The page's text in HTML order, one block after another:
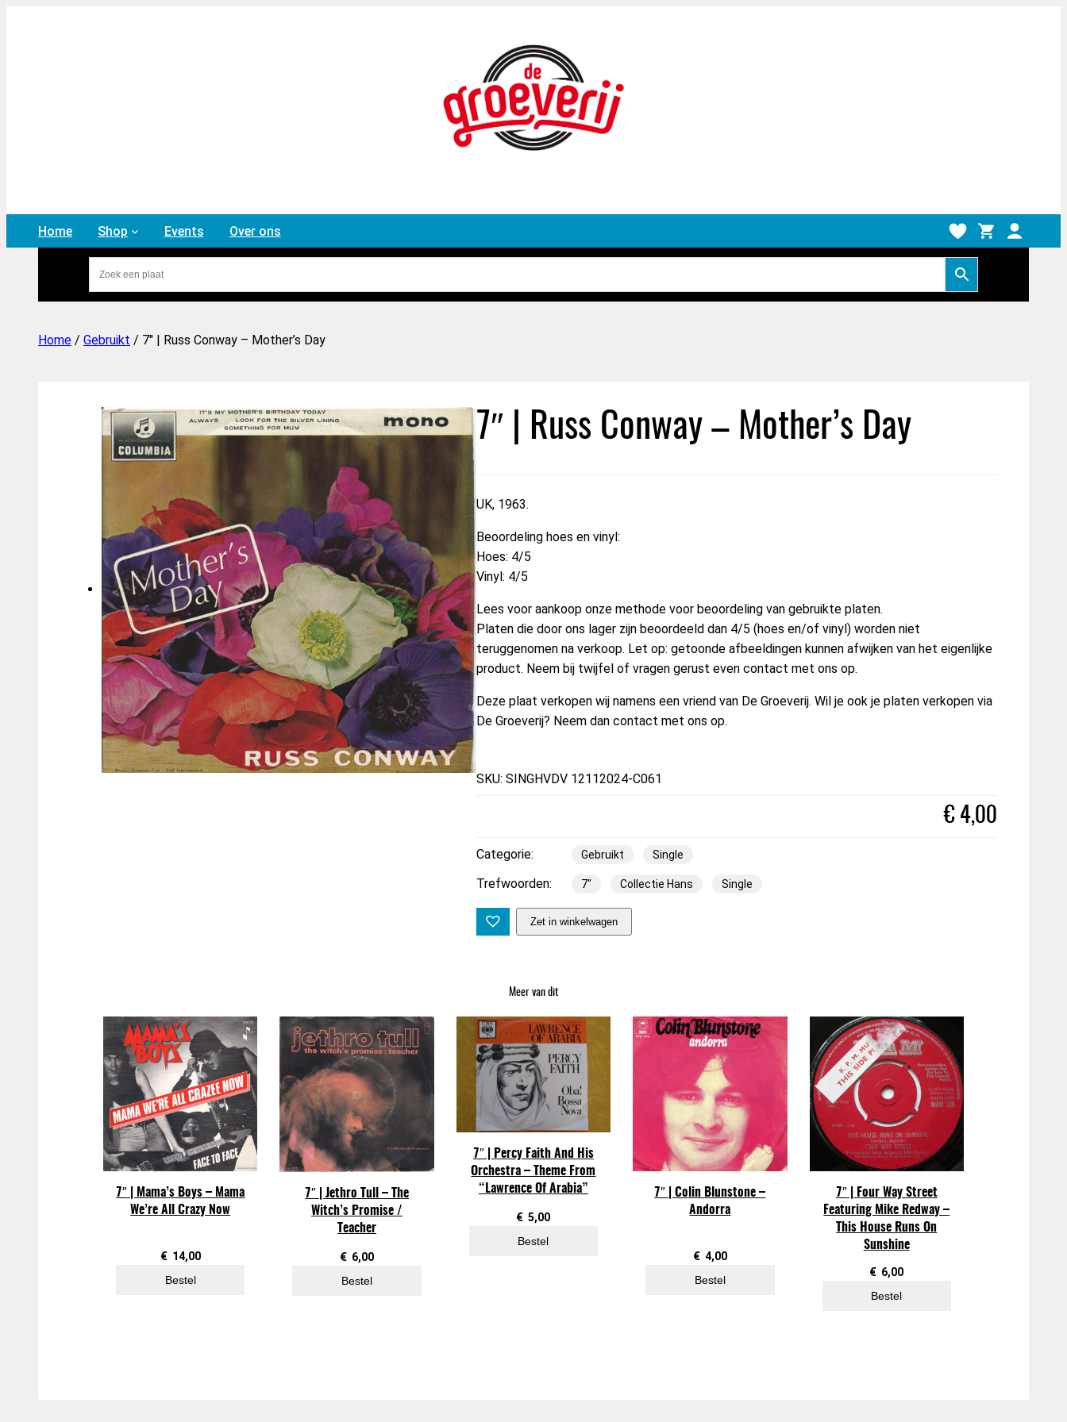
Home Shop Events Over ons
Home / Gebruikt / 7″ | Russ Conway – Mother’s Day
7″ | Russ Conway – Mother’s Day
UK, 1963.
Beoordeling hoes en vinyl:
Hoes: 4/5
Vinyl: 4/5
Lees voor aankoop onze methode voor beoordeling van gebruikte platen.
Platen die door ons lager zijn beoordeeld dan 4/5 (hoes en/of vinyl) worden niet
teruggenomen na verkoop. Let op: getoonde afbeeldingen kunnen afwijken van het eigenlijke
product. Neem bij twijfel of vragen gerust even contact met ons op.
Deze plaat verkopen wij namens een vriend van De Groeverij. Wil je ook je platen verkopen via
De Groeverij? Neem dan contact met ons op.
SKU: SINGHVDV 12112024-C061
€ 4,00
Categorie: Gebruikt Single
Trefwoorden: 7″ Collectie Hans Single
"
s
s
o
y
–
Zet in winkelwagen
Meer van dit
7″ | Mama’s Boys – Mama
We’re All Crazy Now
€ 14,00
Bestel
7″ | Jethro Tull – The
Witch’s Promise /
Teacher
€ 6,00
Bestel
7″ | Percy Faith And His
Orchestra – Theme From
“Lawrence Of Arabia”
€ 5,00
Bestel
7″ | Colin Blunstone –
Andorra
€ 4,00
Bestel
7″ | Four Way Street
Featuring Mike Redway –
This House Runs On
Sunshine
€ 6,00
Bestel